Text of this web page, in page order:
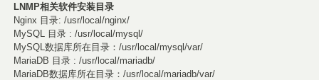
LNMP相关软件安装目录
Nginx 目录: /usr/local/nginx/
MySQL 目录 : /usr/local/mysql/
MySQL数据库所在目录：/usr/local/mysql/var/
MariaDB 目录 : /usr/local/mariadb/
MariaDB数据库所在目录：/usr/local/mariadb/var/